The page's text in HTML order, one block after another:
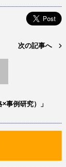
次の記事へ
事例研究）」